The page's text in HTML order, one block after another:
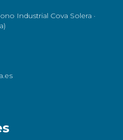
Industrial Cova Solera ·